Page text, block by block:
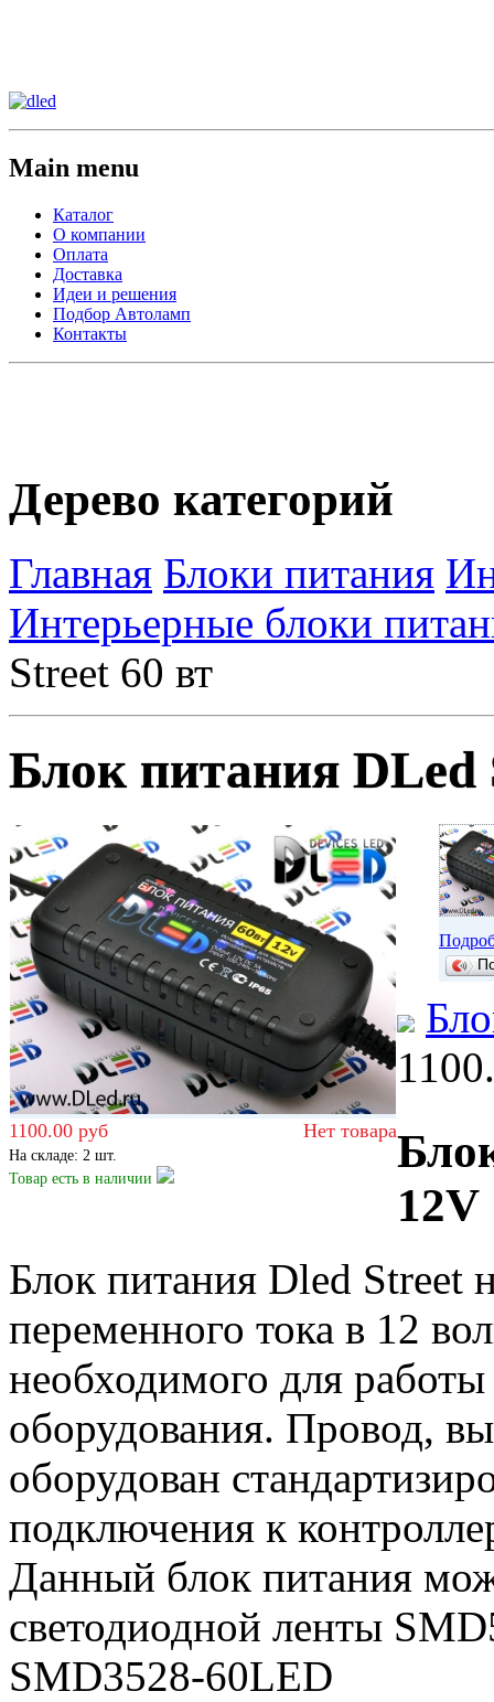
Main menu
Каталог
О компании
Оплата
Доставка
Идеи и решения
Подбор Автоламп
Контакты
Дерево категорий
Главная Блоки питания
Интерьерные блоки
Street 60 вт
Блок питания DLed
1100.00 руб Нет товара
На складе: 2 шт.
Товар есть в наличии
12V
Блок питания Dled Street
переменного тока в 12
необходимого для
оборудования. Провод,
оборудован
подключения к
Данный блок питания
светодиодной ленты
SMD3528-60LED